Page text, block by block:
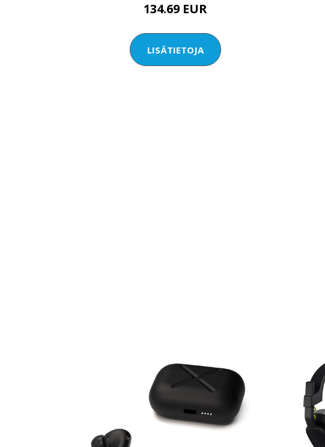
134.69 EUR
LISÄTIETOJA